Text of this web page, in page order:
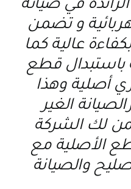
في صيانة
و تضمن
عالية كما
باستبدال قطع
أصلية وهذا
الغير
لك الشركة
الأصلية مع
والصيانة